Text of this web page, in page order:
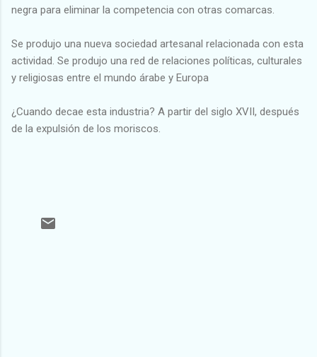
negra para eliminar la competencia con otras comarcas.
Se produjo una nueva sociedad artesanal relacionada con esta
actividad. Se produjo una red de relaciones políticas, culturales
y religiosas entre el mundo árabe y Europa
¿Cuando decae esta industria? A partir del siglo XVII, después
de la expulsión de los moriscos.